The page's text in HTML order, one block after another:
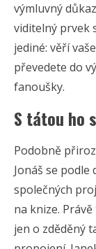
výmluvný
viditelný prvek
jediné: věří
převedete do
fanoušky.
S tátou ho
Podobně
Jonáš se
společných
na knize.
jen o zděděný